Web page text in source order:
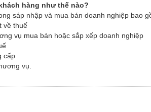
hàng như thế nào?
sáp nhập và mua bán doanh nghiệp bao
về thuế
vụ mua bán hoặc sắp xếp doanh nghiệp
cấp
vụ.